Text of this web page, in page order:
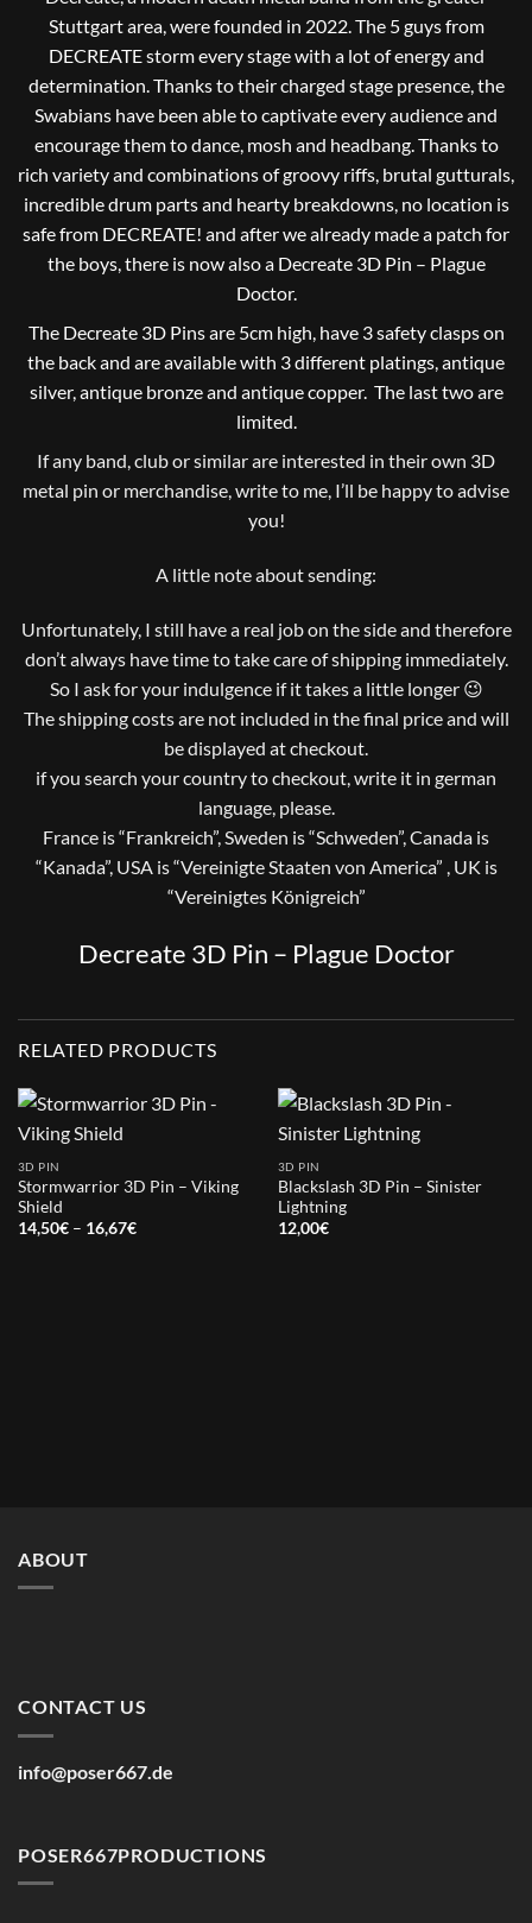
Stuttgart area, were founded in 2022. The 5 guys from
DECREATE storm every stage with a lot of energy and
determination. Thanks to their charged stage presence, the
Swabians have been able to captivate every audience and
encourage them to dance, mosh and headbang. Thanks to
rich variety and combinations of groovy riffs, brutal gutturals,
incredible drum parts and hearty breakdowns, no location is
safe from DECREATE! and after we already made a patch for
the boys, there is now also a Decreate 3D Pin – Plague
Doctor.
The Decreate 3D Pins are 5cm high, have 3 safety clasps on
the back and are available with 3 different platings, antique
silver, antique bronze and antique copper. The last two are
limited.
If any band, club or similar are interested in their own 3D
metal pin or merchandise, write to me, I’ll be happy to advise
you!
A little note about sending:
Unfortunately, I still have a real job on the side and therefore
don’t always have time to take care of shipping immediately.
So I ask for your indulgence if it takes a little longer 😉
The shipping costs are not included in the final price and will
be displayed at checkout.
if you search your country to checkout, write it in german
language, please.
France is “Frankreich”, Sweden is “Schweden”, Canada is
“Kanada”, USA is “Vereinigte Staaten von America” , UK is
“Vereinigtes Königreich”
Decreate 3D Pin – Plague Doctor
RELATED PRODUCTS
3D PIN
Stormwarrior 3D Pin – Viking
Shield
14,50€ – 16,67€Price
3D PIN
Blackslash 3D Pin – Sinister
Lightning
12,00€
ABOUT
CONTACT US
info@poser667.de
POSER667PRODUCTIONS